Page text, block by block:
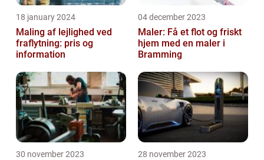
18 january 2024
Maling af lejlighed ved
fraflytning: pris og
information
04 december 2023
Maler: Få et flot og friskt
hjem med en maler i
Bramming
30 november 2023 28 november 2023